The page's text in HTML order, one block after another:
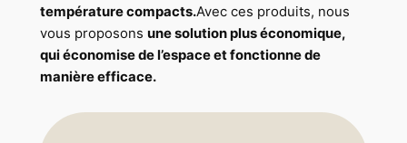
température compacts.Avec ces produits, nous
vous proposons une solution plus économique,
qui économise de l’espace et fonctionne de
manière efficace.